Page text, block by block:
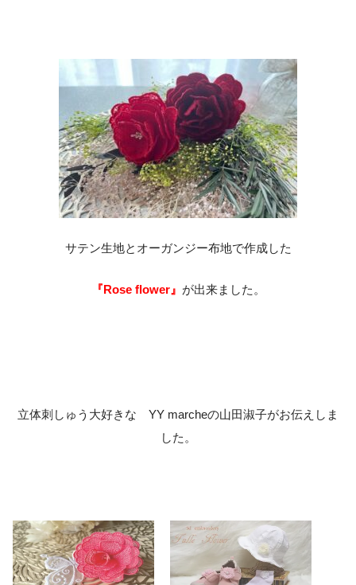
サテン生地とオーガンジー布地で作成した
『Rose flower』 が出来ました。
立体刺しゅう大好きな YY marcheの山田淑子がお伝えしま
した。